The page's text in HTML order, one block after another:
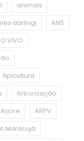
animais
darlingi
ANS
VIVO
Apicultura
Arborização
Arjore
ARPV
Maracujá